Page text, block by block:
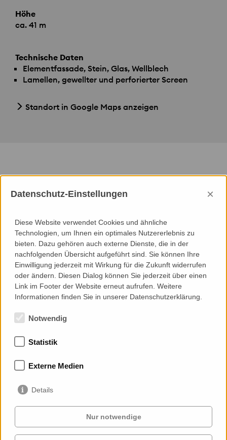
Höhe
ca. 41 m
Technische Daten
Elementfassade, Stein, Glas, Wellblech
Lamellen, gewellter und perforierter Screen
Standort in Google Maps anzeigen
Engineering
Grundlagenermittlung und Zielstellung
System/Konzeptentwicklung
Mock-Up Entwicklung
Freigabe/Detailplanung
Mitgliedschaften
Datenschutz-Einstellungen ×
Diese Website verwendet Cookies und ähnliche
Technologien, um Ihnen ein optimales Nutzererlebnis zu
bieten. Dazu gehören auch externe Dienste, die in der
nachfolgenden Übersicht aufgeführt sind. Sie können Ihre
Einwilligung jederzeit mit Wirkung für die Zukunft widerrufen
oder ändern. Diesen Dialog können Sie jederzeit über einen
Link im Footer der Website erneut aufrufen. Weitere
Informationen finden Sie in unserer Datenschutzerklärung.
Notwendig
Statistik
Externe Medien
Details
Nur notwendige